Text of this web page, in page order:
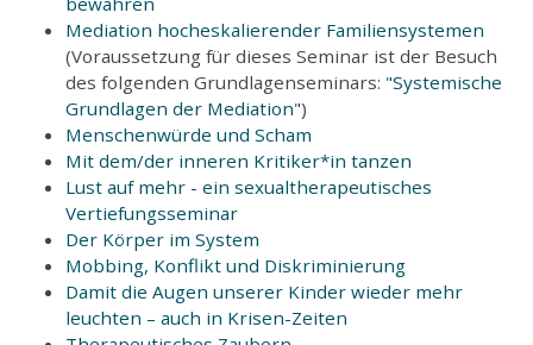
Mediation hocheskalierender Familiensystemen
(Voraussetzung für dieses Seminar ist der Besuch
des folgenden Grundlagenseminars: "Systemische
Grundlagen der Mediation")
Menschenwürde und Scham
Mit dem/der inneren Kritiker*in tanzen
Lust auf mehr - ein sexualtherapeutisches
Vertiefungsseminar
Der Körper im System
Mobbing, Konflikt und Diskriminierung
Damit die Augen unserer Kinder wieder mehr
leuchten – auch in Krisen-Zeiten